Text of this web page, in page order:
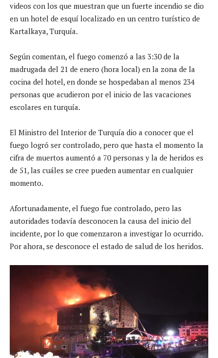
videos con los que muestran que un fuerte incendio se dio
en un hotel de esquí localizado en un centro turístico de
Kartalkaya, Turquía.
Según comentan, el fuego comenzó a las 3:30 de la
madrugada del 21 de enero (hora local) en la zona de la
cocina del hotel, en donde se hospedaban al menos 234
personas que acudieron por el inicio de las vacaciones
escolares en turquía.
El Ministro del Interior de Turquía dio a conocer que el
fuego logró ser controlado, pero que hasta el momento la
cifra de muertos aumentó a 70 personas y la de heridos es
de 51, las cuáles se cree pueden aumentar en cualquier
momento.
Afortunadamente, el fuego fue controlado, pero las
autoridades todavía desconocen la causa del inicio del
incidente, por lo que comenzaron a investigar lo ocurrido.
Por ahora, se desconoce el estado de salud de los heridos.